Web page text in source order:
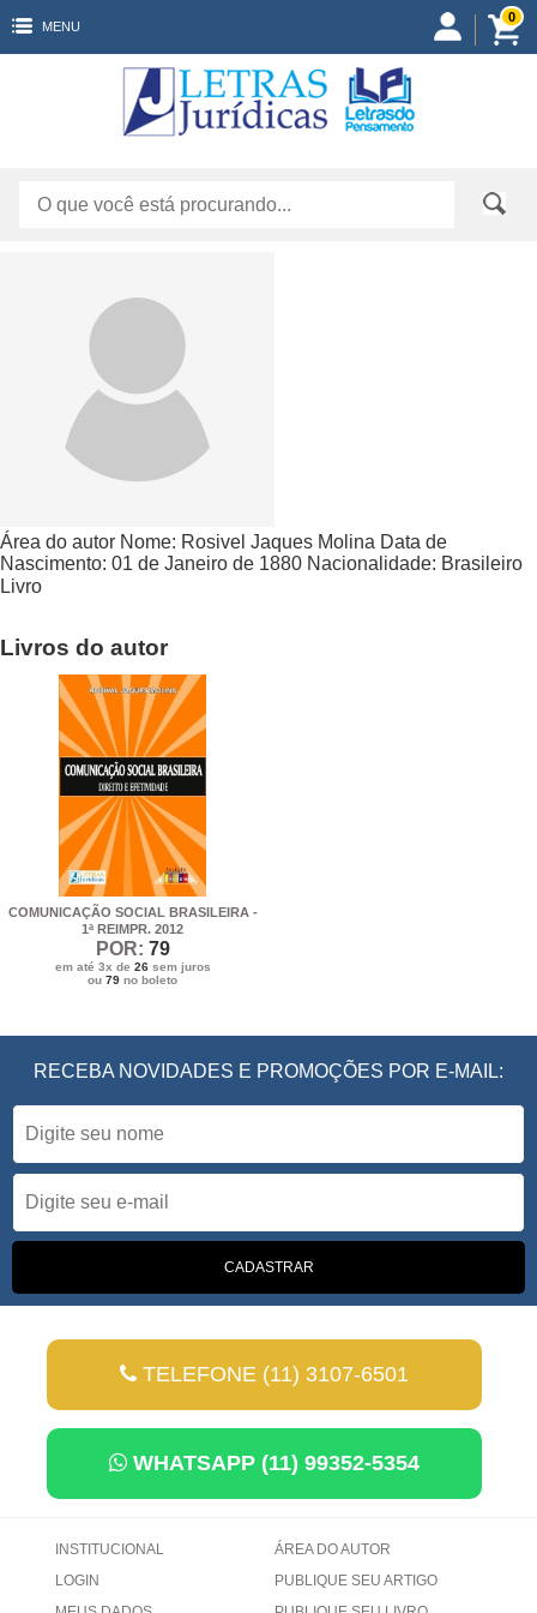
MENU
0
Área do autor Nome: Rosivel Jaques Molina Data de
Nascimento: 01 de Janeiro de 1880 Nacionalidade: Brasileiro
Livro
Livros do autor
COMUNICAÇÃO SOCIAL BRASILEIRA -
1ª REIMPR. 2012
POR: 79
em até 3x de 26sem juros
ou79 no boleto
RECEBA NOVIDADES E PROMOÇÕES POR E-MAIL:
TELEFONE (11) 3107-6501
WHATSAPP (11) 99352-5354
INSTITUCIONAL
LOGIN
ÁREA DO AUTOR
PUBLIQUE SEU ARTIGO